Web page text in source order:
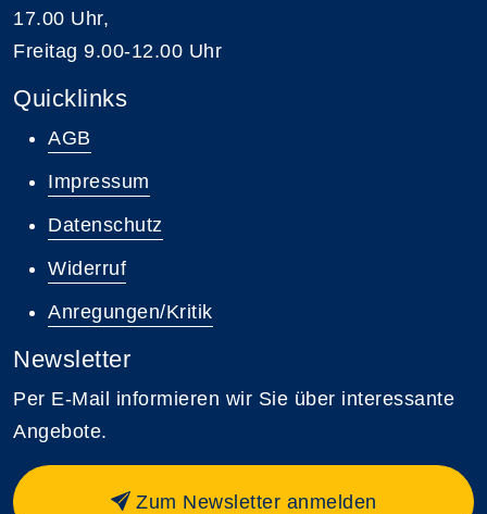
17.00 Uhr,
Freitag 9.00-12.00 Uhr
Quicklinks
AGB
Impressum
Datenschutz
Widerruf
Anregungen/Kritik
Newsletter
Per E-Mail informieren wir Sie über interessante
Angebote.
Zum Newsletter anmelden